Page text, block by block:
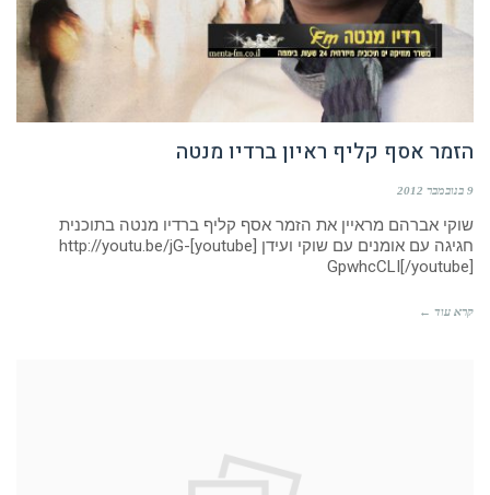
הזמר אסף קליף ראיון ברדיו מנטה
9 בנובמבר 2012
שוקי אברהם מראיין את הזמר אסף קליף ברדיו מנטה בתוכנית
חגיגה עם אומנים עם שוקי ועידן [youtube]http://youtu.be/jG-
GpwhcCLI[/youtube]
קרא עוד ←